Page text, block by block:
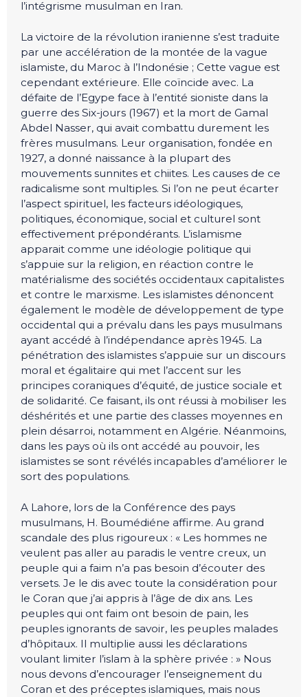
l’intégrisme musulman en Iran.
La victoire de la révolution iranienne s’est traduite
par une accélération de la montée de la vague
islamiste, du Maroc à l’Indonésie ; Cette vague est
cependant extérieure. Elle coïncide avec. La
défaite de l’Egype face à l’entité sioniste dans la
guerre des Six-jours (1967) et la mort de Gamal
Abdel Nasser, qui avait combattu durement les
frères musulmans. Leur organisation, fondée en
1927, a donné naissance à la plupart des
mouvements sunnites et chiites. Les causes de ce
radicalisme sont multiples. Si l’on ne peut écarter
l’aspect spirituel, les facteurs idéologiques,
politiques, économique, social et culturel sont
effectivement prépondérants. L’islamisme
apparait comme une idéologie politique qui
s’appuie sur la religion, en réaction contre le
matérialisme des sociétés occidentaux capitalistes
et contre le marxisme. Les islamistes dénoncent
également le modèle de développement de type
occidental qui a prévalu dans les pays musulmans
ayant accédé à l’indépendance après 1945. La
pénétration des islamistes s’appuie sur un discours
moral et égalitaire qui met l’accent sur les
principes coraniques d’équité, de justice sociale et
de solidarité. Ce faisant, ils ont réussi à mobiliser les
déshérités et une partie des classes moyennes en
plein désarroi, notamment en Algérie. Néanmoins,
dans les pays où ils ont accédé au pouvoir, les
islamistes se sont révélés incapables d’améliorer le
sort des populations.
A Lahore, lors de la Conférence des pays
musulmans, H. Boumédiéne affirme. Au grand
scandale des plus rigoureux : « Les hommes ne
veulent pas aller au paradis le ventre creux, un
peuple qui a faim n’a pas besoin d’écouter des
versets. Je le dis avec toute la considération pour
le Coran que j’ai appris à l’âge de dix ans. Les
peuples qui ont faim ont besoin de pain, les
peuples ignorants de savoir, les peuples malades
d’hôpitaux. Il multiplie aussi les déclarations
voulant limiter l’islam à la sphère privée : » Nous
nous devons d’encourager l’enseignement du
Coran et des préceptes islamiques, mais nous